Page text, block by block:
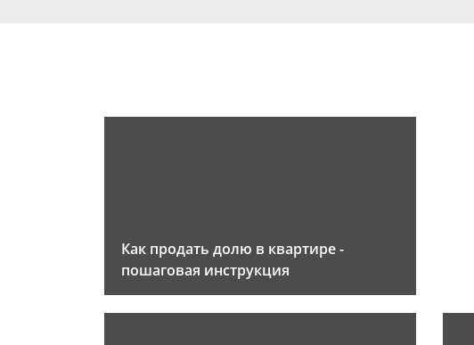
Как продать долю в квартире -
пошаговая инструкция